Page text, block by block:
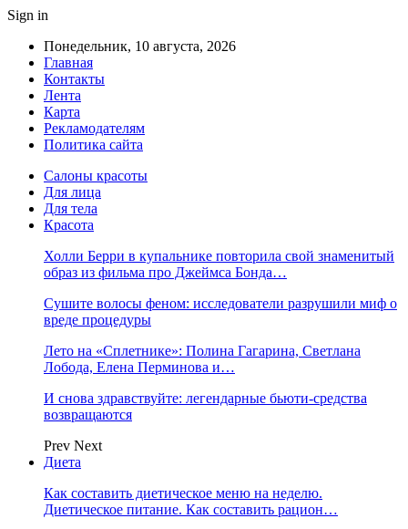
Sign in
Понедельник, 10 августа, 2026
Главная
Контакты
Лента
Карта
Рекламодателям
Политика сайта
Салоны красоты
Для лица
Для тела
Красота
Холли Берри в купальнике повторила свой знаменитый
образ из фильма про Джеймса Бонда…
Сушите волосы феном: исследователи разрушили миф о
вреде процедуры
Лето на «Сплетнике»: Полина Гагарина, Светлана
Лобода, Елена Перминова и…
И снова здравствуйте: легендарные бьюти-средства
возвращаются
Prev Next
Диета
Как составить диетическое меню на неделю.
Диетическое питание. Как составить рацион…